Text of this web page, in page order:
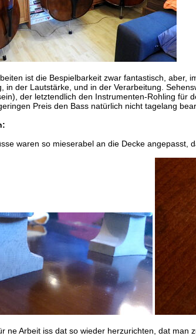
ist die Bespielbarkeit zwar fantastisch, aber,
in der Lautstärke, und in der Verarbeitung.
der letztendlich den Instrumenten-Rohling für
Preis den Bass natürlich nicht tagelang
waren so mieserabel an die Decke angepasst,
ne Arbeit iss dat so wieder herzurichten, dat man